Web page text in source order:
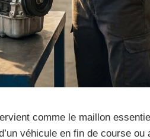
comme le maillon
véhicule en fin de course